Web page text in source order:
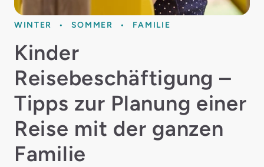
WINTER SOMMER FAMILIE
Kinder
Reisebeschäftigung –
Tipps zur Planung einer
Reise mit der ganzen
Familie